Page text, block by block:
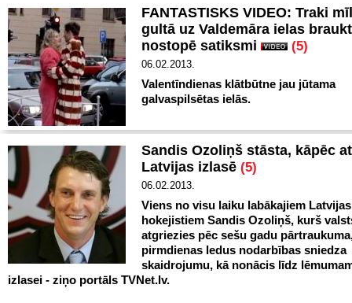
FANTASTISKS VIDEO: Traki
gultā uz Valdemāra ielas
nostopē satiksmi
(5)
06.02.2013.
Valentīndienas klātbūtne jau jūtama
galvaspilsētas ielās.
Sandis Ozoliņš stāsta, kāpēc
Latvijas izlasē (5)
06.02.2013.
Viens no visu laiku labākajiem Latvijas
hokejistiem Sandis Ozoliņš, kurš
atgriezies pēc sešu gadu
pirmdienas ledus nodarbības sniedza
skaidrojumu, kā nonācis līdz
izlasei - ziņo portāls TVNet.lv.